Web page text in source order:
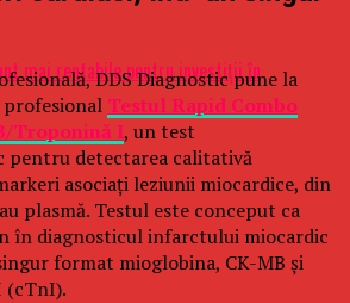
mai rentabile pentru investiții în
DDS Diagnostic pune la
Testul Rapid Combo
Troponină I, un test
pentru detectarea calitativă
asociați leziunii miocardice, din
plasmă. Testul este conceput ca
în diagnosticul infarctului miocardic
format mioglobina, CK-MB și
(cTnI).